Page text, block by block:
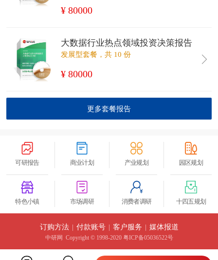
¥ 80000
大数据行业热点领域投资决策报告
发展型套餐，共 10 份
¥ 80000
更多套餐报告
可研报告 商业计划 产业规划 园区规划
特色小镇 市场调研 消费者调研 十四五规划
订购方法 | 付款账号 | 客户服务 | 媒体报道
中研网 Copyright © 1998-2020 粤ICP备05036522号